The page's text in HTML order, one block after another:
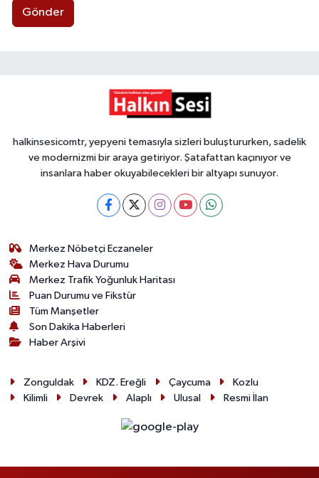
Gönder
halkinsesicomtr, yepyeni temasıyla sizleri buluştururken, sadelik
ve modernizmi bir araya getiriyor. Şatafattan kaçınıyor ve
insanlara haber okuyabilecekleri bir altyapı sunuyor.
Merkez Nöbetçi Eczaneler
Merkez Hava Durumu
Merkez Trafik Yoğunluk Haritası
Puan Durumu ve Fikstür
Tüm Manşetler
Son Dakika Haberleri
Haber Arşivi
Zonguldak KDZ. Ereğli Çaycuma
Kozlu
Kilimli
Devrek Alaplı Ulusal Resmi İlan